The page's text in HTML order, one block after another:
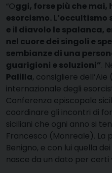
“Oggi, forse più che mai,
esorcismo. L’occultismo
e il diavolo le spalanca,
nel cuore dei singoli e
sembianze di una
guarigioni e soluzioni”.
Palilla, consigliere dell’Aie
internazionale degli
Conferenza episcopale
coordinare gli incontri di
siciliani che ogni anno si
Francesco (Monreale). La
Benigno, e con lui quella
nasce da un dato per